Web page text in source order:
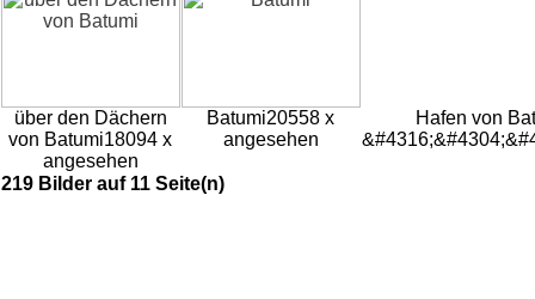
über den Dächern
von Batumi18094 x
angesehen
Batumi20558 x
angesehen
Hafen von
219 Bilder auf 11 Seite(n)